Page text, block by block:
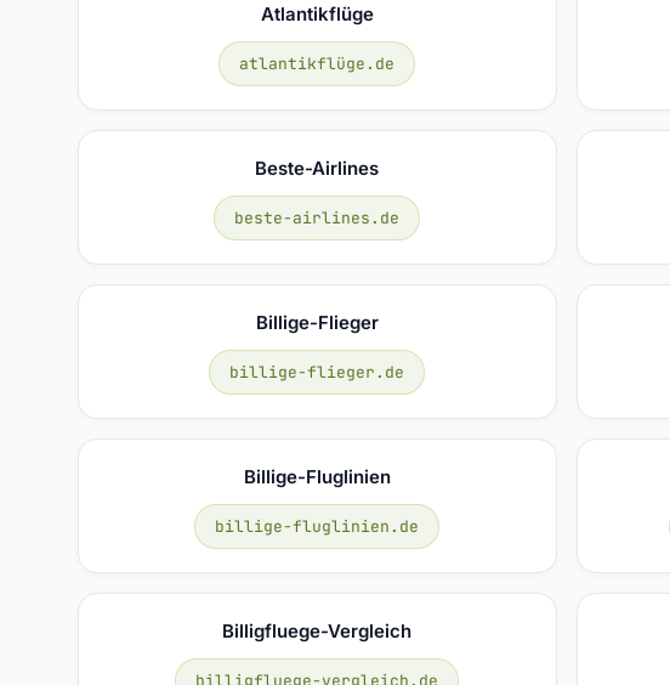
Atlantikflüge
atlantikflüge.de
Beste-Airlines
beste-airlines.de
Billige-Flieger
billige-flieger.de
Billige-Fluglinien
billige-fluglinien.de
Billigfluege-Vergleich
billigfluege-vergleich.de